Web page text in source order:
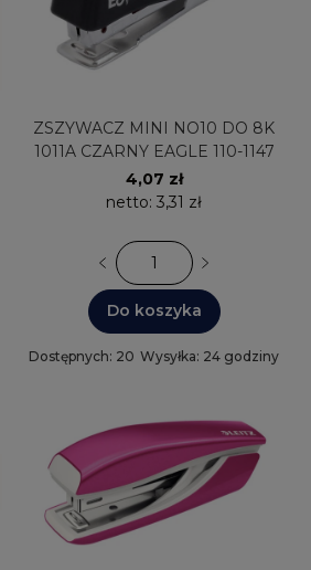
ZSZYWACZ MINI NO10 DO 8K
1011A CZARNY EAGLE 110-1147
4,07 zł
netto: 3,31 zł
Do koszyka
Dostępnych: 20 Wysyłka: 24 godziny